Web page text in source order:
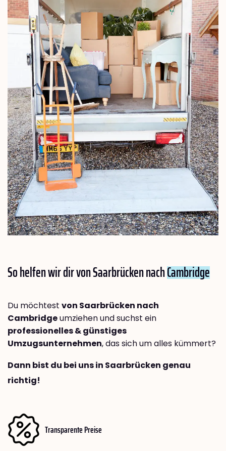
So helfen wir dir von Saarbrücken nachCambridge
Du möchtest von Saarbrücken nach
Cambridgeumziehen und suchst ein
professionelles & günstiges
Umzugsunternehmen, das sich um alles kümmert?
Dann bist du bei uns in Saarbrücken genau
richtig!
Transparente Preise